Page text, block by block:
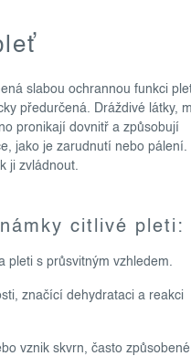
slabou ochrannou funkci
předurčená. Dráždivé látky,
pronikají dovnitř a způsobují
jako je zarudnutí nebo pálení.
ji zvládnout.
citlivé pleti:
pleti s průsvitným vzhledem.
značící dehydrataci a reakci
vznik skvrn, často způsobené